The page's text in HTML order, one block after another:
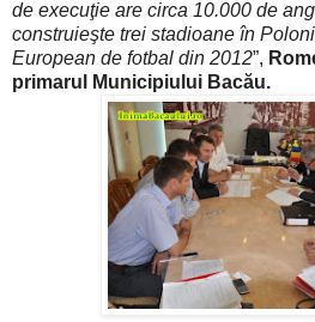
de execuţie are circa 10.000 de
construieşte trei stadioane în
European de fotbal din 2012”,
primarul Municipiului Bacău.